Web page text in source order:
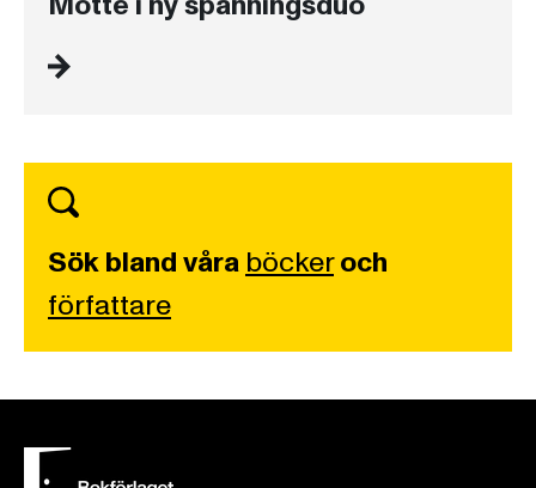
Sök bland våra böckeroch
författare